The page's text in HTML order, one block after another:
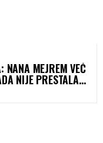
NANA MEJREM VEĆ
NIJE PRESTALA